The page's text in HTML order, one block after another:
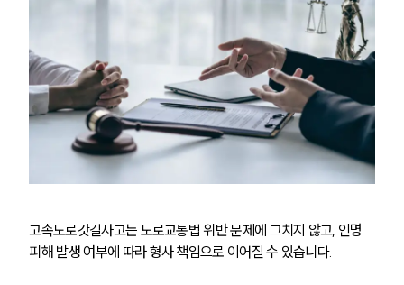
고속도로갓길사고는 도로교통법 위반 문제에 그치지 않고, 인명
피해 발생 여부에 따라 형사 책임으로 이어질 수 있습니다.